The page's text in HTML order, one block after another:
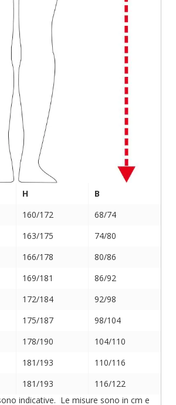
H
B
160/172
68/74
163/175
74/80
166/178
80/86
169/181
86/92
172/184
92/98
175/187
98/104
178/190
104/110
181/193
110/116
181/193
116/122
indicative. Le misure sono in cm e